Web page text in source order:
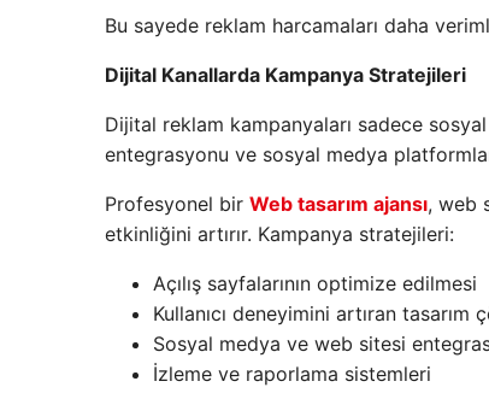
Bu sayede reklam harcamaları daha
Dijital Kanallarda Kampanya Stratejileri
Dijital reklam kampanyaları sadece
entegrasyonu ve sosyal medya
Profesyonel bir Web tasarım ajansı, web
etkinliğini artırır. Kampanya stratejileri:
Açılış sayfalarının optimize edilmesi
Kullanıcı deneyimini artıran tasarım
Sosyal medya ve web sitesi
İzleme ve raporlama sistemleri